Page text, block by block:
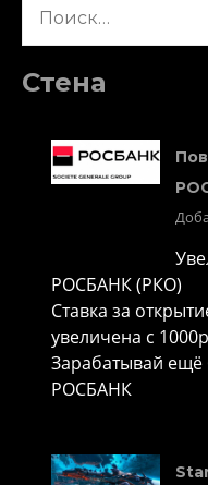
Стена
РОСБАНК (РКО)
Ставка за
увеличена с
Зарабатывай
РОСБАНК